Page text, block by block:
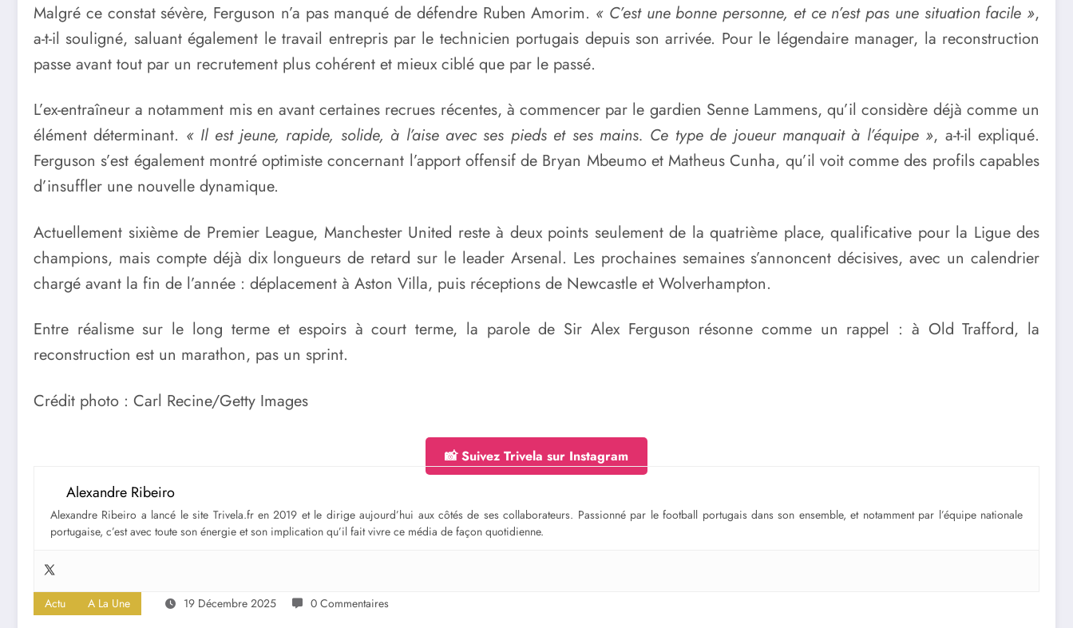
Malgré ce constat sévère, Ferguson n’a pas manqué de défendre Ruben Amorim. « C’est une bonne personne, et ce n’est pas une situation facile »,
a-t-il souligné, saluant également le travail entrepris par le technicien portugais depuis son arrivée. Pour le légendaire manager, la reconstruction
passe avant tout par un recrutement plus cohérent et mieux ciblé que par le passé.
L’ex-entraîneur a notamment mis en avant certaines recrues récentes, à commencer par le gardien Senne Lammens, qu’il considère déjà comme un
élément déterminant. « Il est jeune, rapide, solide, à l’aise avec ses pieds et ses mains. Ce type de joueur manquait à l’équipe », a-t-il expliqué.
Ferguson s’est également montré optimiste concernant l’apport offensif de Bryan Mbeumo et Matheus Cunha, qu’il voit comme des profils capables
d’insuffler une nouvelle dynamique.
Actuellement sixième de Premier League, Manchester United reste à deux points seulement de la quatrième place, qualificative pour la Ligue des
champions, mais compte déjà dix longueurs de retard sur le leader Arsenal. Les prochaines semaines s’annoncent décisives, avec un calendrier
chargé avant la fin de l’année : déplacement à Aston Villa, puis réceptions de Newcastle et Wolverhampton.
Entre réalisme sur le long terme et espoirs à court terme, la parole de Sir Alex Ferguson résonne comme un rappel : à Old Trafford, la
reconstruction est un marathon, pas un sprint.
Crédit photo : Carl Recine/Getty Images
📸 Suivez Trivela sur Instagram
Alexandre Ribeiro
Alexandre Ribeiro a lancé le site Trivela.fr en 2019 et le dirige aujourd’hui aux côtés de ses collaborateurs. Passionné par le football portugais dans son ensemble, et notamment par l’équipe nationale
portugaise, c’est avec toute son énergie et son implication qu’il fait vivre ce média de façon quotidienne.
Actu A La Une 19 Décembre 2025 0 Commentaires